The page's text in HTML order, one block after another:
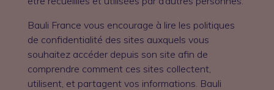
Bauli France vous encourage à lire les politiques
de confidentialité des sites auxquels vous
souhaitez accéder depuis son site afin de
comprendre comment ces sites collectent,
utilisent, et partagent vos informations. Bauli